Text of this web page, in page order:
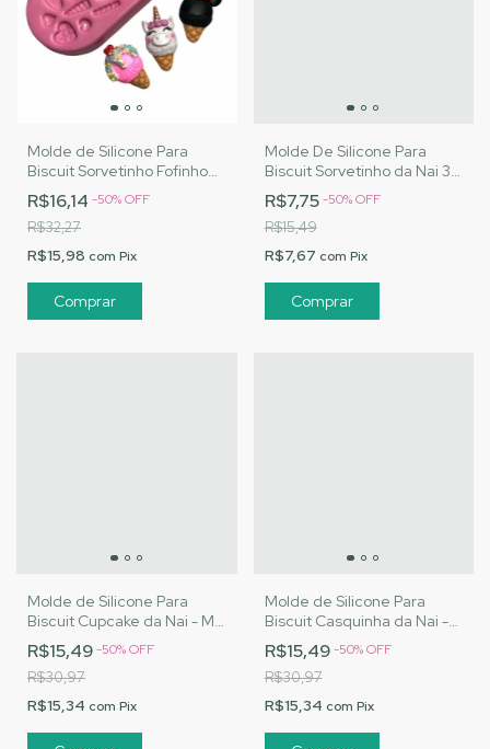
Molde de Silicone Para
Biscuit Sorvetinho Fofinho
da Nai - MJ Artesanatos
|Cód. 2852
R$16,14 -50%OFF
R$32,27
R$15,98 com Pix
Molde De Silicone Para
Biscuit Sorvetinho da Nai 3 -
MJ Artesanatos |Cód. 2806
R$7,75-50%OFF
R$15,49
R$7,67 com Pix
Molde de Silicone Para
Biscuit Cupcake da Nai - MJ
Artesanatos |Cód. 2818
R$15,49-50%OFF
R$30,97
R$15,34 com Pix
Molde de Silicone Para
Biscuit Casquinha da Nai -
MJ Artesanatos |Cód. 2819
R$15,49-50%OFF
R$30,97
R$15,34 com Pix